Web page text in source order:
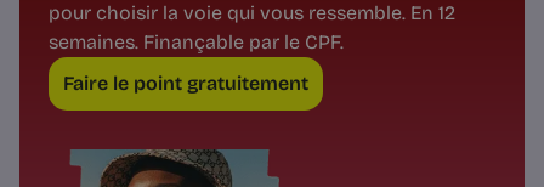
pour choisir la voie qui vous ressemble. En 12
semaines. Finançable par le CPF.
Faire le point gratuitement